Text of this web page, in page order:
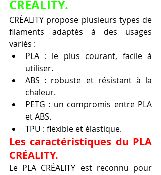
CRÉALITY.
CRÉALITY propose plusieurs types de
filaments adaptés à des usages
variés :
PLA : le plus courant, facile à
utiliser.
ABS : robuste et résistant à la
chaleur.
PETG : un compromis entre PLA
et ABS.
TPU : flexible et élastique.
Les caractéristiques du PLA
CRÉALITY.
Le PLA CRÉALITY est reconnu pour